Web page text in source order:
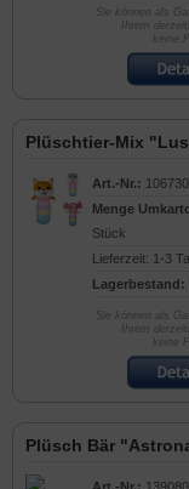
Sie können als
Ihrem
keine
Plüschtier-Mix
Art.-Nr.: 106730
Menge
Stück
Lieferzeit: 1-3
Lagerbestand:
Sie können als
Ihrem
keine
Plüsch Bär